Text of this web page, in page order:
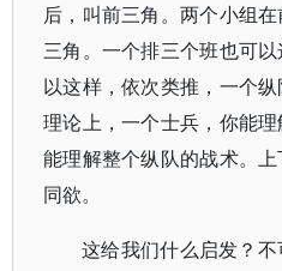
后，叫前三角。两个小组
三角。一个排三个班也可
以这样，依次类推，一个纵
理论上，一个士兵，你能
能理解整个纵队的战术。
同欲。
这给我们什么启发？